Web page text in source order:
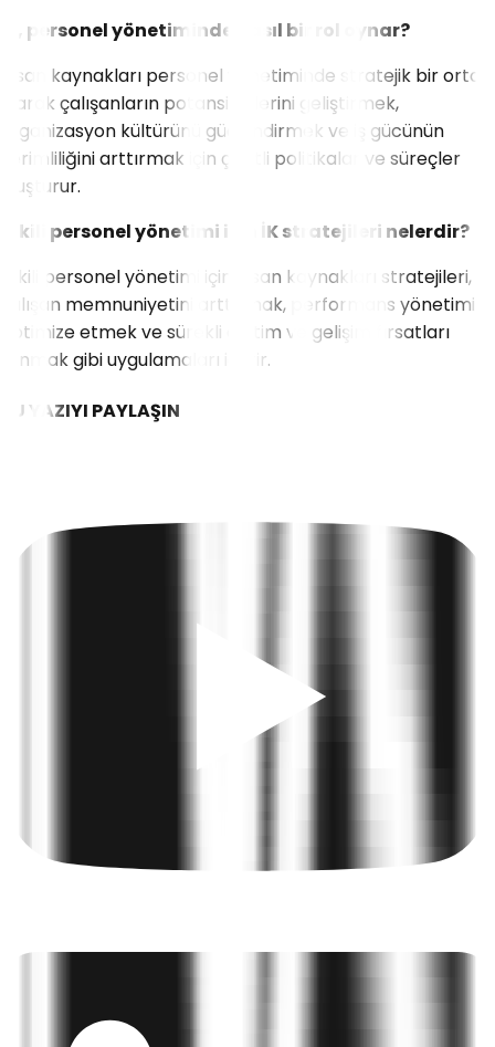
İK, personel yönetiminde nasıl bir rol oynar?
İnsan kaynakları personel yönetiminde stratejik bir ortak
olarak çalışanların potansiyellerini geliştirmek,
organizasyon kültürünü güçlendirmek ve iş gücünün
verimliliğini arttırmak için çeşitli politikalar ve süreçler
oluşturur.
Etkili personel yönetimi için İK stratejileri nelerdir?
Etkili personel yönetimi için insan kaynakları stratejileri,
çalışan memnuniyetini arttırmak, performans yönetimini
optimize etmek ve sürekli eğitim ve gelişim fırsatları
sunmak gibi uygulamaları içerir.
BU YAZIYI PAYLAŞIN